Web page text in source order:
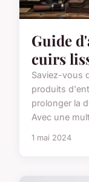
Guide
cuirs
Saviez-vous
produits
prolonger la
Avec une
1 mai 2024